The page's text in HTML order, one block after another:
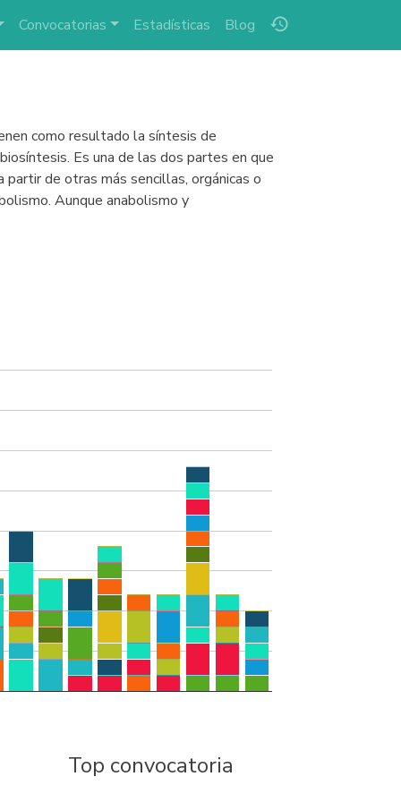
history
Convocatorias Estadísticas Blog
como resultado la síntesis de
Es una de las dos partes en que
de otras más sencillas, orgánicas o
Aunque anabolismo y
Top convocatoria